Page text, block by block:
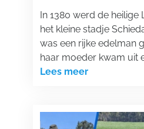
In 1380 werd de heilige
het kleine stadje
was een rijke edelman
haar moeder kwam uit
Lees meer